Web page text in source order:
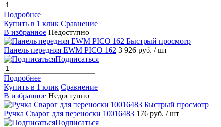
Подробнее
Купить в 1 клик Сравнение
В избранное Недоступно
Быстрый просмотр
Панель передняя EWM PICO 162 3 926 руб. / шт
Подписаться
Подробнее
Купить в 1 клик Сравнение
В избранное Недоступно
Быстрый просмотр
Ручка Сварог для переноски 10016483 176 руб. / шт
Подписаться